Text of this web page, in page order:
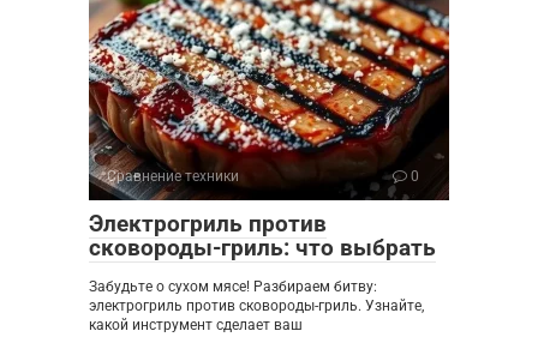
Сравнение техники 0
Электрогриль против
сковороды-гриль: что выбрать
Забудьте о сухом мясе! Разбираем битву:
электрогриль против сковороды-гриль. Узнайте,
какой инструмент сделает ваш